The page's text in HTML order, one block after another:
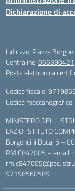
Dichiarazione di
Indirizzo: Piazza
Centralino:066390421
Posta elettronica
Codice fiscale:
Codice meccanografico:
MINISTERO DELL’
LAZIO. ISTITUTO
Borgoncini Duca, 5 –
RMIC847005 – email:
97198560589